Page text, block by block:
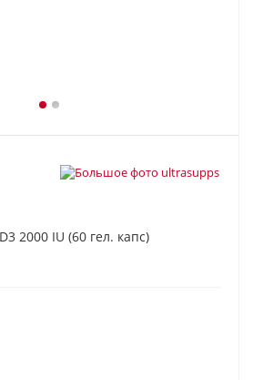
2000 IU (60 гел. капс)